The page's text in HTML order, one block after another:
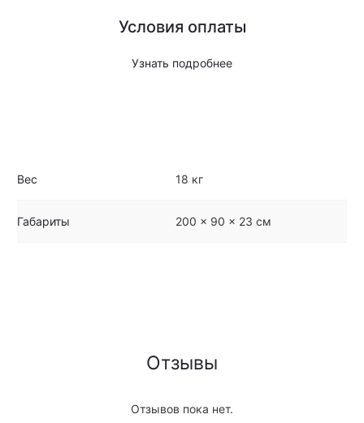
Условия оплаты
Узнать подробнее
Вес 18 кг
Габариты 200 × 90 × 23 см
Отзывы
Отзывов пока нет.